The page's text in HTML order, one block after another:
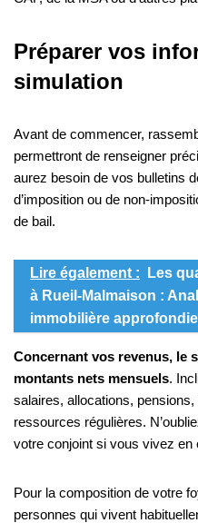
Préparer vos
simulation
Avant de commencer,
permettront de renseigner
aurez besoin de vos bulletins
d’imposition ou de non-
de bail.
Lire également :
Les
à Rueil-Malmaison :
immobilière approfondie
Concernant vos revenus, le
montants nets mensuels.
salaires, allocations,
ressources régulières.
votre conjoint si vous vivez en
Pour la composition de votre
personnes qui vivent